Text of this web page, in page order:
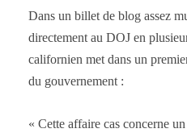
Dans un billet de blog assez
directement au DOJ en
californien met dans un
du gouvernement :
« Cette affaire cas concerne